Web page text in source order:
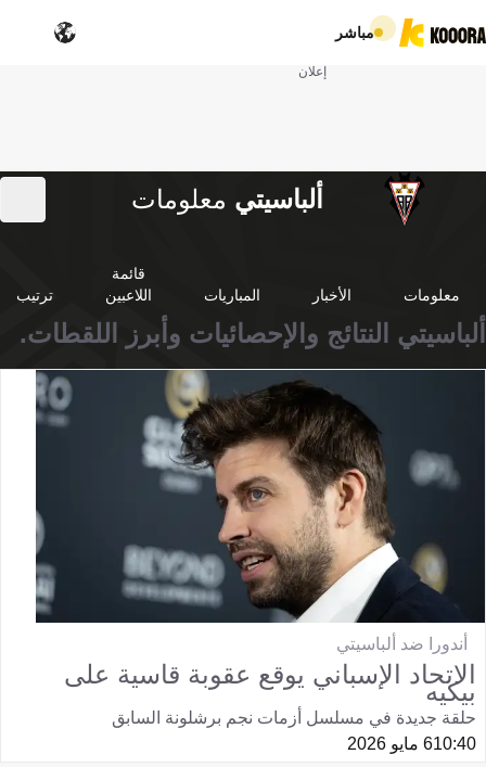
مباشر
إعلان
ألباسيتي معلومات
معلومات الأخبار المباريات
قائمة
اللاعبين
ترتيب
ألباسيتي النتائج والإحصائيات وأبرز اللقطات.
أندورا ضد ألباسيتي
الاتحاد الإسباني يوقع عقوبة قاسية على
بيكيه
حلقة جديدة في مسلسل أزمات نجم برشلونة السابق
10:406 مايو 2026